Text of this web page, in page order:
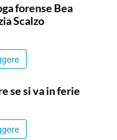
forense Bea
Scalzo
se si va in ferie